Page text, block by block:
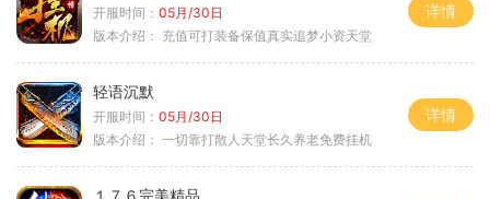
开服时间： 05月/30日
版本介绍： 充值可打装备保值真实追梦小资天堂
详情
轻语沉默
开服时间： 05月/30日
版本介绍： 一切靠打散人天堂长久养老免费挂机
详情
１７６完美精品